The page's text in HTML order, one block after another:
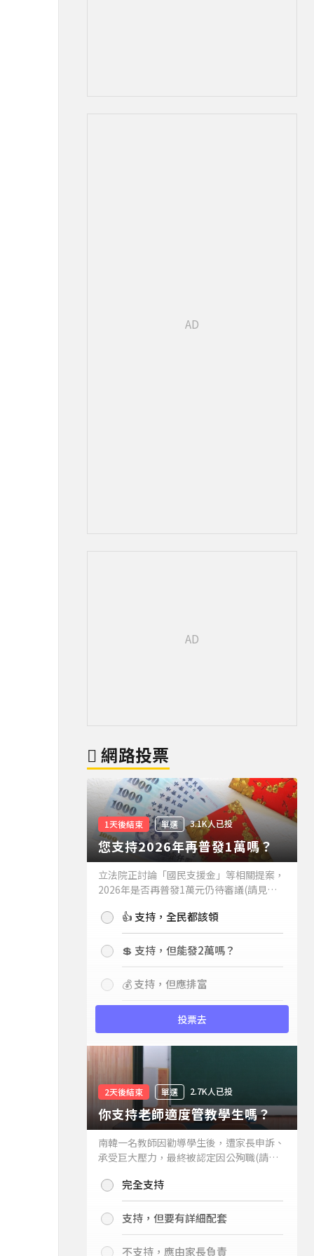
網路投票
1天後結束 單選 3.1K人已投
您支持2026年再普發1萬嗎？
立法院正討論「國民支援金」等相關提案，
2026年是否再普發1萬元仍待審議(請見下
持嗎？👍 支持，全民都該領
💲 支持，但能發2萬嗎？
💰 支持，但應排富
投票去
2天後結束 單選 2.7K人已投
你支持老師適度管教學生嗎？
南韓一名教師因勸導學生後，遭家長申訴、
承受巨大壓力，最終被認定因公殉職(請見
你支持老師適度管教學生嗎？
完全支持
支持，但要有詳細配套
不支持，應由家長負責